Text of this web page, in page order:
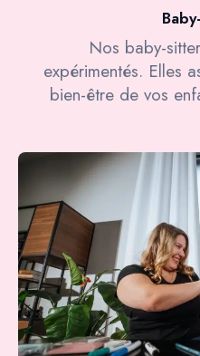
Nos baby-
expérimentés. Elles
bien-être de vos